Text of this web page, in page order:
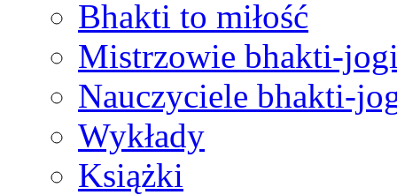
Bhakti to miłość
Mistrzowie bhakti-
Nauczyciele bhakti-
Wykłady
Książki